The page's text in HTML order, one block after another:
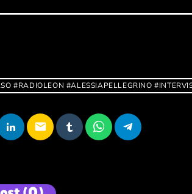
#RADIOLEON #ALESSIAPELLEGRINO
email